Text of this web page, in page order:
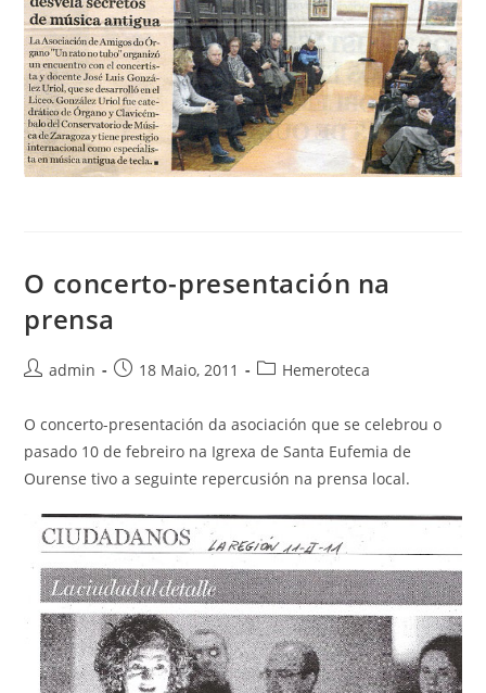
O concerto-presentación na
prensa
Autor
entrada:
admin
Publicación
entrada:
18 Maio, 2011
Categoría
entrada:
Hemeroteca
O concerto-presentación da asociación que se celebrou o
pasado 10 de febreiro na Igrexa de Santa Eufemia de
Ourense tivo a seguinte repercusión na prensa local.